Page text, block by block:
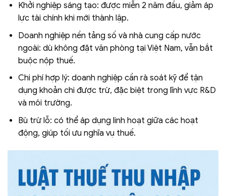
Khởi nghiệp sáng tạo: được miễn 2 năm đầu, giảm áp
lực tài chính khi mới thành lập.
Doanh nghiệp nền tảng số và nhà cung cấp nước
ngoài: dù không đặt văn phòng tại Việt Nam, vẫn bắt
buộc nộp thuế.
Chi phí hợp lý: doanh nghiệp cần rà soát kỹ để tận
dụng khoản chi được trừ, đặc biệt trong lĩnh vực R&D
và môi trường.
Bù trừ lỗ: có thể áp dụng linh hoạt giữa các hoạt
động, giúp tối ưu nghĩa vụ thuế.